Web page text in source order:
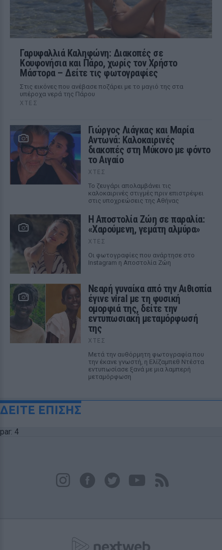
Γαρυφαλλιά Καληφώνη: Διακοπές σε
Κουφονήσια και Πάρο, χωρίς τον Χρήστο
Μάστορα – Δείτε τις φωτογραφίες
Στις εικόνες που ανέβασε ποζάρει με το μαγιό της στα
υπέροχα νερά της Πάρου
ΧΤΕΣ
Γιώργος Λιάγκας και Μαρία
Αντωνά: Καλοκαιρινές
διακοπές στη Μύκονο με φόντο
το Αιγαίο
ΧΤΕΣ
Το ζευγάρι απολαμβάνει τις
καλοκαιρινές στιγμές πριν επιστρέψει
στις υποχρεώσεις της Αθήνας
Η Αποστολία Ζώη σε παραλία:
«Χαρούμενη, γεμάτη αλμύρα»
ΧΤΕΣ
Οι φωτογραφίες που ανάρτησε στο
Instagram η Αποστολία Ζώη
Νεαρή γυναίκα από την Αιθιοπία
έγινε viral με τη φυσική
ομορφιά της, δείτε την
εντυπωσιακή μεταμόρφωσή
της
ΧΤΕΣ
Μετά την αυθόρμητη φωτογραφία που
την έκανε γνωστή, η Ελίζαμπεθ Ντέστα
εντυπωσίασε ξανά με μια λαμπερή
μεταμόρφωση
ΔΕΙΤΕ ΕΠΙΣΗΣ
par: 4